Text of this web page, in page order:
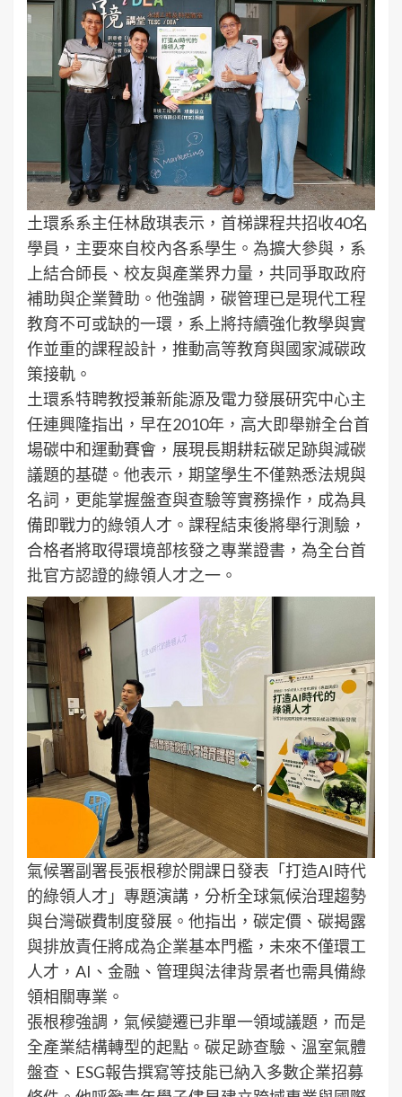
土環系系主任林啟琪表示，首梯課程共招收40名
學員，主要來自校內各系學生。為擴大參與，系
上結合師長、校友與產業界力量，共同爭取政府
補助與企業贊助。他強調，碳管理已是現代工程
教育不可或缺的一環，系上將持續強化教學與實
作並重的課程設計，推動高等教育與國家減碳政
策接軌。
土環系特聘教授兼新能源及電力發展研究中心主
任連興隆指出，早在2010年，高大即舉辦全台首
場碳中和運動賽會，展現長期耕耘碳足跡與減碳
議題的基礎。他表示，期望學生不僅熟悉法規與
名詞，更能掌握盤查與查驗等實務操作，成為具
備即戰力的綠領人才。課程結束後將舉行測驗，
合格者將取得環境部核發之專業證書，為全台首
批官方認證的綠領人才之一。
氣候署副署長張根穆於開課日發表「打造AI時代
的綠領人才」專題演講，分析全球氣候治理趨勢
與台灣碳費制度發展。他指出，碳定價、碳揭露
與排放責任將成為企業基本門檻，未來不僅環工
人才，AI、金融、管理與法律背景者也需具備綠
領相關專業。
張根穆強調，氣候變遷已非單一領域議題，而是
全產業結構轉型的起點。碳足跡查驗、溫室氣體
盤查、ESG報告撰寫等技能已納入多數企業招募